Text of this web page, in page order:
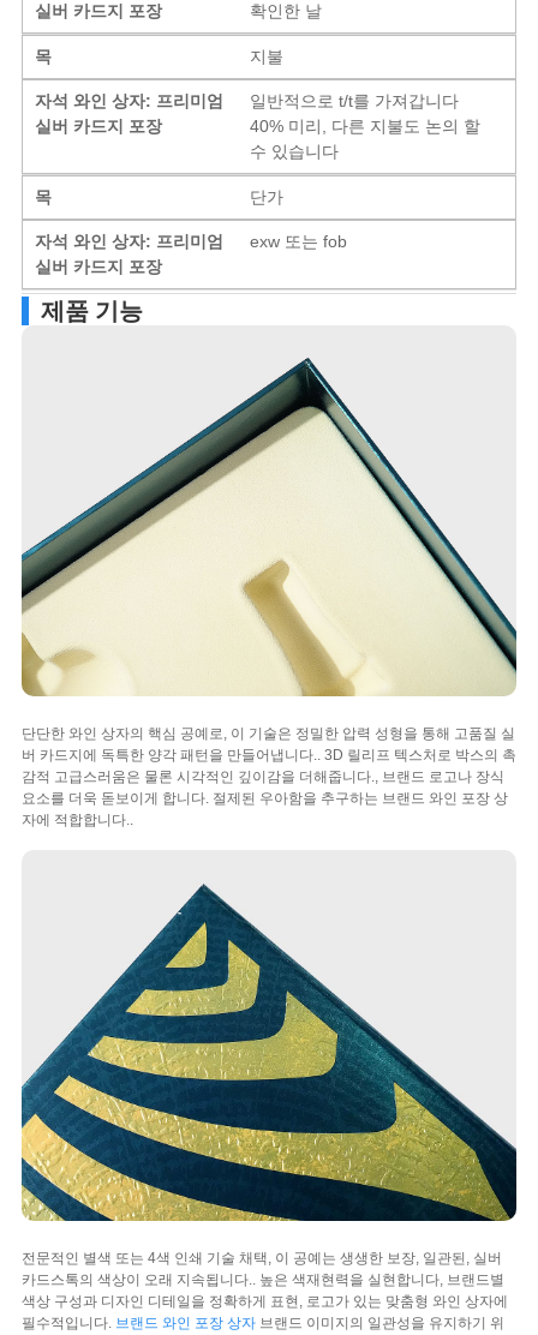
실버 카드지 포장 확인한 날
목 지불
자석 와인 상자: 프리미엄
실버 카드지 포장
일반적으로 t/t를 가져갑니다
40% 미리, 다른 지불도 논의 할
수 있습니다
목 단가
자석 와인 상자: 프리미엄
실버 카드지 포장
exw 또는 fob
제품 기능
단단한 와인 상자의 핵심 공예로, 이 기술은 정밀한 압력 성형을 통해 고품질 실
버 카드지에 독특한 양각 패턴을 만들어냅니다.. 3D 릴리프 텍스처로 박스의 촉
감적 고급스러움은 물론 시각적인 깊이감을 더해줍니다., 브랜드 로고나 장식
요소를 더욱 돋보이게 합니다. 절제된 우아함을 추구하는 브랜드 와인 포장 상
자에 적합합니다..
전문적인 별색 또는 4색 인쇄 기술 채택, 이 공예는 생생한 보장, 일관된, 실버
카드스톡의 색상이 오래 지속됩니다.. 높은 색재현력을 실현합니다, 브랜드별
색상 구성과 디자인 디테일을 정확하게 표현, 로고가 있는 맞춤형 와인 상자에
필수적입니다. 브랜드 와인 포장 상자브랜드 이미지의 일관성을 유지하기 위